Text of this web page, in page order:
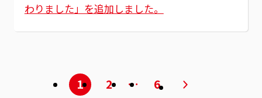
わりました」を追加しました。
1 2 … 6